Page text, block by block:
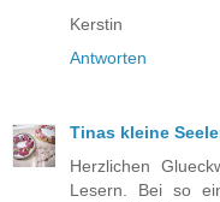
Kerstin
Antworten
Tinas kleine
Herzlichen
Lesern. Bei so